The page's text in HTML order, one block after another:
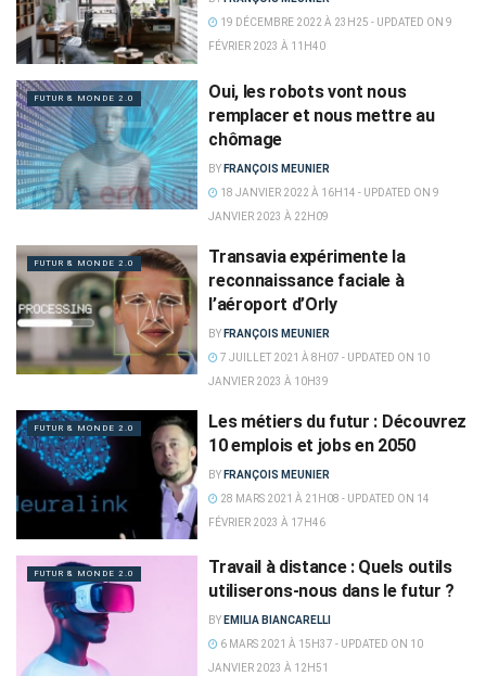
19 DÉCEMBRE 2022 À 23H25 - UPDATED ON 9
FÉVRIER 2023 À 11H40
FUTUR & MONDE 2.0
Oui, les robots vont nous
remplacer et nous mettre au
chômage
BY FRANÇOIS MEUNIER
18 JANVIER 2022 À 16H14 - UPDATED ON 9
JANVIER 2023 À 22H09
FUTUR & MONDE 2.0
Transavia expérimente la
reconnaissance faciale à
l’aéroport d’Orly
BY FRANÇOIS MEUNIER
7 JUILLET 2021 À 8H07 - UPDATED ON 10
JANVIER 2023 À 10H39
FUTUR & MONDE 2.0
Les métiers du futur : Découvrez
10 emplois et jobs en 2050
BY FRANÇOIS MEUNIER
28 MARS 2021 À 21H08 - UPDATED ON 14
FÉVRIER 2023 À 17H46
FUTUR & MONDE 2.0
Travail à distance : Quels outils
utiliserons-nous dans le futur ?
BY EMILIA BIANCARELLI
6 MARS 2021 À 15H37 - UPDATED ON 10
JANVIER 2023 À 12H51